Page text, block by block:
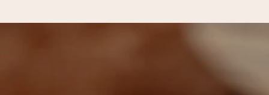
Nous préparons votre cadeau avec attention et l’envoyons